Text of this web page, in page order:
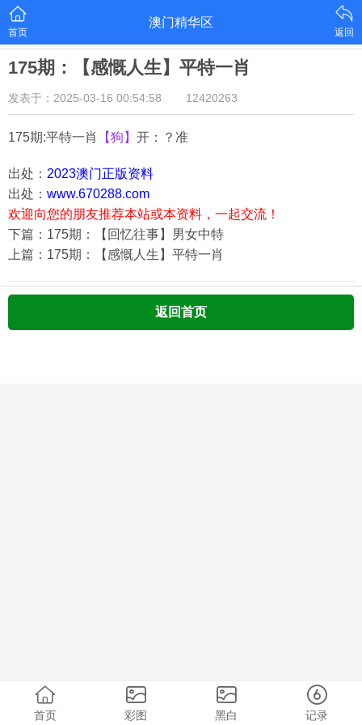
首页
澳门精华区
返回
175期：【感慨人生】平特一肖
发表于：2025-03-16 00:54:58 12420263
175期:平特一肖 【狗】 开：？准
出处： 2023澳门正版资料
出处： www.670288.com
欢迎向您的朋友推荐本站或本资料，一起交流！
下篇：175期：【回忆往事】男女中特
上篇：175期：【感慨人生】平特一肖
返回首页
首页 彩图 黑白 记录